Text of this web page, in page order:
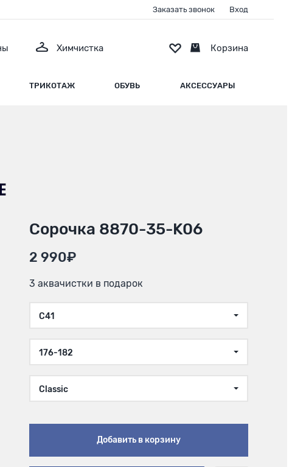
ТРИКОТАЖ ОБУВЬ АКСЕССУАРЫ
Химчистка
Заказать звонок Вход
Корзина
Сорочка 8870-35-K06
2 990₽
3 аквачистки в подарок
C41
176-182
Classic
Добавить в корзину